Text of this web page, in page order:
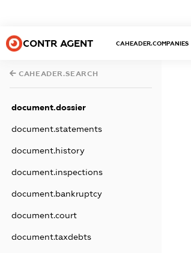
CONTR AGENT CAHEADER.COMPANIES
CAHEADER.SEARCH
document.dossier
document.statements
document.history
document.inspections
document.bankruptcy
document.court
document.taxdebts